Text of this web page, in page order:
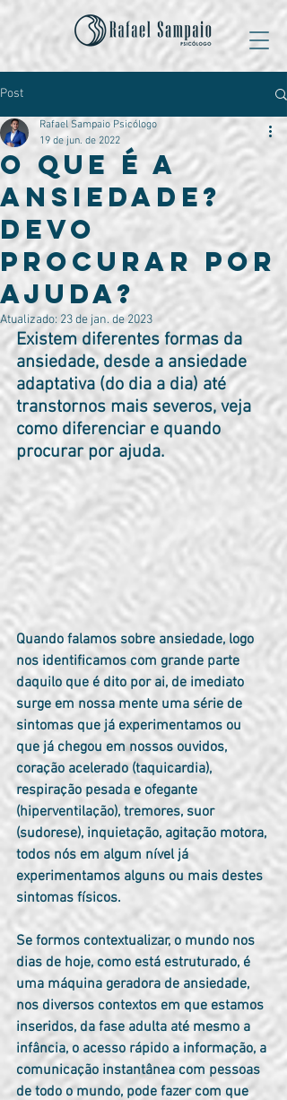
Post
O que é a
Ansiedade?
Devo
procurar por
ajuda?
Rafael Sampaio Psicólogo
19 de jun. de 2022
Atualizado: 23 de jan. de 2023
Existem diferentes formas da
ansiedade, desde a ansiedade
adaptativa (do dia a dia) até
transtornos mais severos, veja
como diferenciar e quando
procurar por ajuda.
Quando falamos sobre ansiedade, logo
nos identificamos com grande parte
daquilo que é dito por ai, de imediato
surge em nossa mente uma série de
sintomas que já experimentamos ou
que já chegou em nossos ouvidos,
coração acelerado (taquicardia),
respiração pesada e ofegante
(hiperventilação), tremores, suor
(sudorese), inquietação, agitação motora,
todos nós em algum nível já
experimentamos alguns ou mais destes
sintomas físicos.
Se formos contextualizar, o mundo nos
dias de hoje, como está estruturado, é
uma máquina geradora de ansiedade,
nos diversos contextos em que estamos
inseridos, da fase adulta até mesmo a
infância, o acesso rápido a informação, a
comunicação instantânea com pessoas
de todo o mundo, pode fazer com que